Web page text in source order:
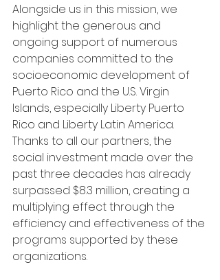
Alongside us in this mission, we
highlight the generous and
ongoing support of numerous
companies committed to the
socioeconomic development of
Puerto Rico and the U.S. Virgin
Islands, especially Liberty Puerto
Rico and Liberty Latin America.
Thanks to all our partners, the
social investment made over the
past three decades has already
surpassed $8.3 million, creating a
multiplying effect through the
efficiency and effectiveness of the
programs supported by these
organizations.